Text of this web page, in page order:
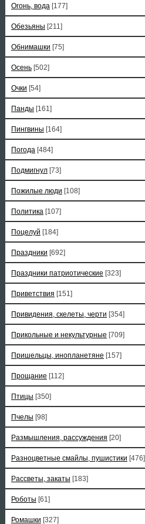
Огонь, вода [177]
Обезьяны [211]
Обнимашки [75]
Осень [502]
Очки [54]
Панды [161]
Пингвины [164]
Погода [484]
Подмигнул [73]
Пожилые люди [108]
Политика [107]
Поцелуй [184]
Праздники [692]
Праздники патриотические [323]
Приветствия [151]
Привидения, скелеты, черти [354]
Прикольные и некультурные [709]
Пришельцы, инопланетяне [157]
Прощание [112]
Птицы [350]
Пчелы [98]
Размышления, рассуждения [20]
Разноцветные смайлы, пушистики [476]
Рассветы, закаты [183]
Роботы [61]
Ромашки [327]